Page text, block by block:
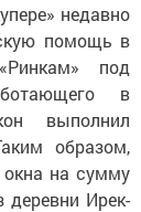
недавно
помощь в
под
в
выполнил
образом,
на сумму
деревни Ирек-